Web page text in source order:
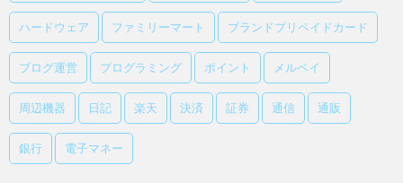
ハードウェア ファミリーマート ブランドプリペイドカード
ブログ運営 プログラミング ポイント メルペイ
周辺機器 日記 楽天 決済 証券 通信 通販
銀行 電子マネー